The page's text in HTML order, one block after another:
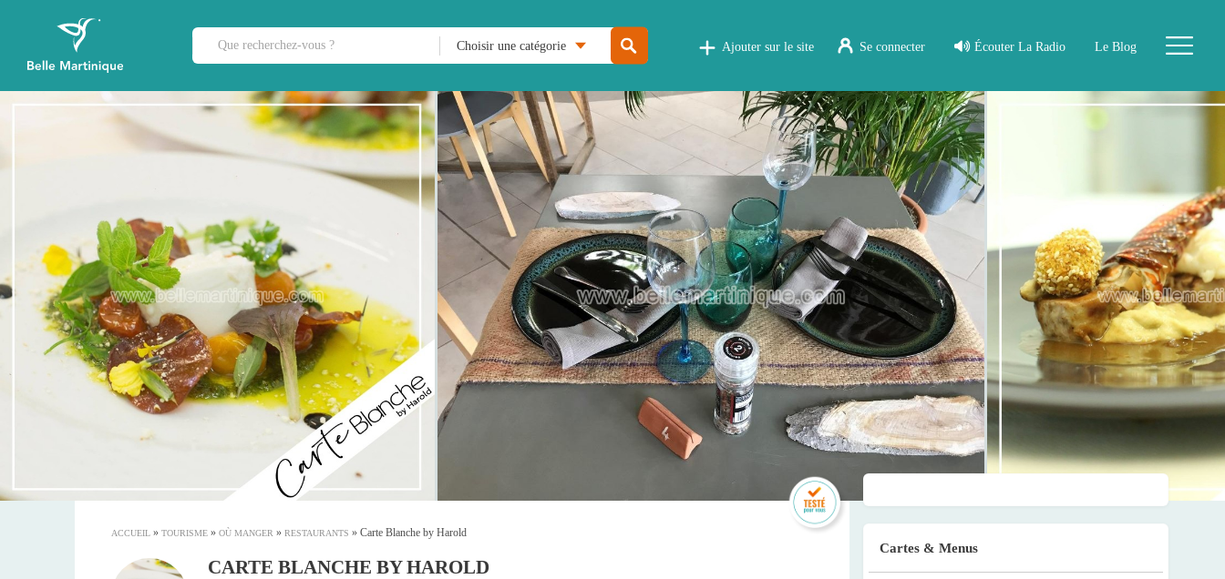
Choisir une catégorie Ajouter sur le site Se connecter Écouter La Radio Le Blog
ACCUEIL » TOURISME » OÙ MANGER » RESTAURANTS » Carte Blanche by Harold
CARTE BLANCHE BY HAROLD
Cartes & Menus